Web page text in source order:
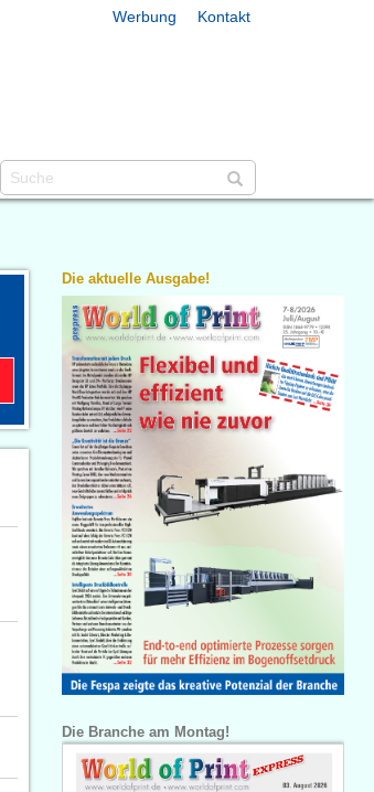
Werbung Kontakt
Die aktuelle Ausgabe!
Die Branche am Montag!